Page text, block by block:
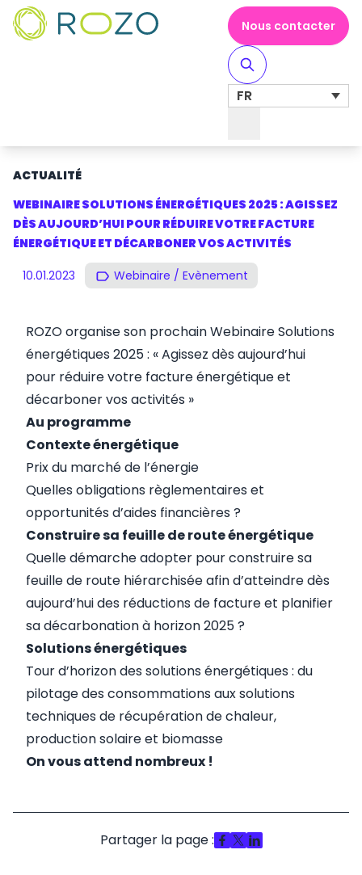
Nous contacter
FR
ACTUALITÉ
WEBINAIRE SOLUTIONS ÉNERGÉTIQUES 2025 : AGISSEZ
DÈS AUJOURD’HUI POUR RÉDUIRE VOTRE FACTURE
ÉNERGÉTIQUE ET DÉCARBONER VOS ACTIVITÉS
10.01.2023
Webinaire / Evènement
ROZO organise son prochain Webinaire Solutions
énergétiques 2025 : « Agissez dès aujourd’hui
pour réduire votre facture énergétique et
décarboner vos activités »
Au programme
Contexte énergétique
Prix du marché de l’énergie
Quelles obligations règlementaires et
opportunités d’aides financières ?
Construire sa feuille de route énergétique
Quelle démarche adopter pour construire sa
feuille de route hiérarchisée afin d’atteindre dès
aujourd’hui des réductions de facture et planifier
sa décarbonation à horizon 2025 ?
Solutions énergétiques
Tour d’horizon des solutions énergétiques : du
pilotage des consommations aux solutions
techniques de récupération de chaleur,
production solaire et biomasse
On vous attend nombreux !
Partager la page :